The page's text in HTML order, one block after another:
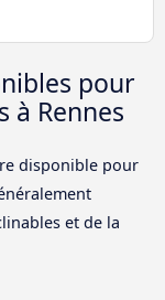
pour
à Rennes
disponible pour
et de la